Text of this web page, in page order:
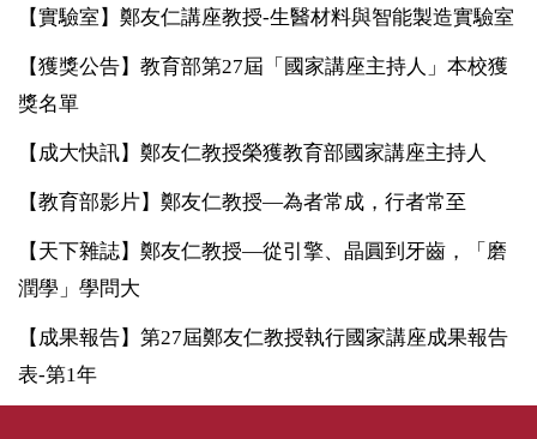
教學助理研習專區
教學實踐研究計畫專區
相關法規及表單專區
教發常見問與答專區
徵才訊息
教育部國家講座專區
【實驗室】鄭友仁講座教授-生醫材料與智能製造實驗室
【獲獎公告】教育部第27屆「國家講座主持人」本校獲
獎名單
【成大快訊】鄭友仁教授榮獲教育部國家講座主持人
【教育部影片】鄭友仁教授—為者常成，行者常至
【天下雜誌】鄭友仁教授—從引擎、晶圓到牙齒，「磨
潤學」學問大
【成果報告】第27屆鄭友仁教授執行國家講座成果報告
表-第1年